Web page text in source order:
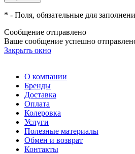
* - Поля, обязательные для
Сообщение отправлено
Ваше сообщение успешно
Закрыть окно
О компании
Бренды
Доставка
Оплата
Колеровка
Услуги
Полезные материалы
Обмен и возврат
Контакты